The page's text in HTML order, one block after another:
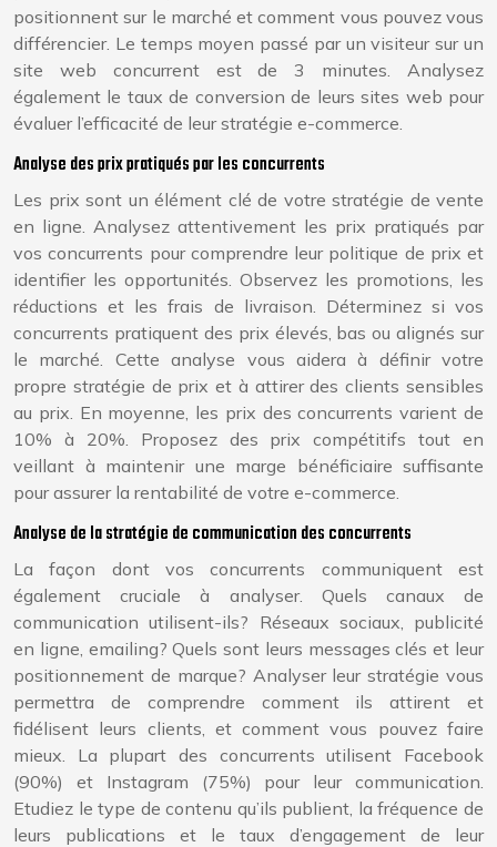
positionnent sur le marché et comment vous pouvez vous
différencier. Le temps moyen passé par un visiteur sur un
site web concurrent est de 3 minutes. Analysez
également le taux de conversion de leurs sites web pour
évaluer l’efficacité de leur stratégie e-commerce.
Analyse des prix pratiqués par les concurrents
Les prix sont un élément clé de votre stratégie de vente
en ligne. Analysez attentivement les prix pratiqués par
vos concurrents pour comprendre leur politique de prix et
identifier les opportunités. Observez les promotions, les
réductions et les frais de livraison. Déterminez si vos
concurrents pratiquent des prix élevés, bas ou alignés sur
le marché. Cette analyse vous aidera à définir votre
propre stratégie de prix et à attirer des clients sensibles
au prix. En moyenne, les prix des concurrents varient de
10% à 20%. Proposez des prix compétitifs tout en
veillant à maintenir une marge bénéficiaire suffisante
pour assurer la rentabilité de votre e-commerce.
Analyse de la stratégie de communication des concurrents
La façon dont vos concurrents communiquent est
également cruciale à analyser. Quels canaux de
communication utilisent-ils? Réseaux sociaux, publicité
en ligne, emailing? Quels sont leurs messages clés et leur
positionnement de marque? Analyser leur stratégie vous
permettra de comprendre comment ils attirent et
fidélisent leurs clients, et comment vous pouvez faire
mieux. La plupart des concurrents utilisent Facebook
(90%) et Instagram (75%) pour leur communication.
Etudiez le type de contenu qu’ils publient, la fréquence de
leurs publications et le taux d’engagement de leur